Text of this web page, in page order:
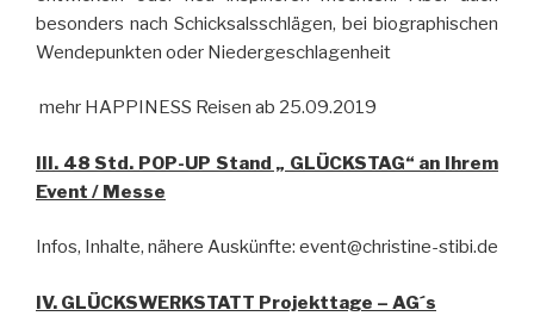
besonders nach Schicksalsschlägen, bei biographischen
Wendepunkten oder Niedergeschlagenheit
mehr HAPPINESS Reisen ab 25.09.2019
III. 48 Std. POP-UP Stand „ GLÜCKSTAG“ an Ihrem
Event / Messe
Infos, Inhalte, nähere Auskünfte: event@christine-stibi.de
IV. GLÜCKSWERKSTATT Projekttage – AG´s